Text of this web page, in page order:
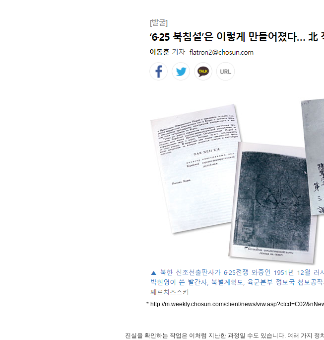
* http://m.weekly.chosun.com/client/news/
진실을 확인하는 작업은 이처럼 지난한 과정일 수도 있습니다. 여러 가지